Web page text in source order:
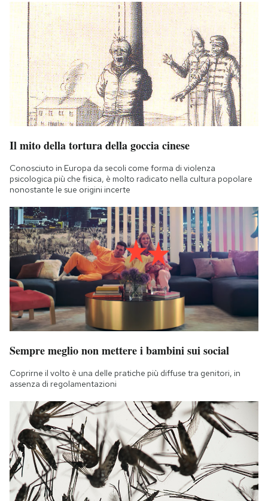
Il mito della tortura della goccia cinese
Conosciuto in Europa da secoli come forma di violenza
psicologica più che fisica, è molto radicato nella cultura popolare
nonostante le sue origini incerte
Sempre meglio non mettere i bambini sui social
Coprirne il volto è una delle pratiche più diffuse tra genitori, in
assenza di regolamentazioni